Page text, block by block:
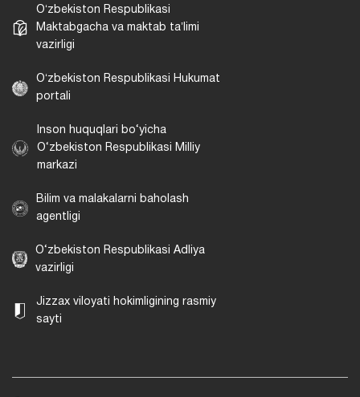
Oʻzbekiston Respublikasi
Maktabgacha va maktab taʼlimi
vazirligi
Oʻzbekiston Respublikasi Hukumat
portali
Inson huquqlari bo‘yicha
O‘zbekiston Respublikasi Milliy
markazi
Bilim va malakalarni baholash
agentligi
O‘zbekiston Respublikasi Adliya
vazirligi
Jizzax viloyati hokimligining rasmiy
sayti